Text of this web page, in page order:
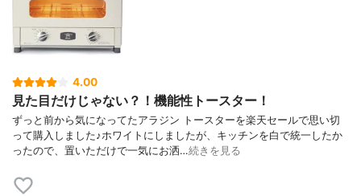
4.00
見た目だけじゃない？！機能性トースター！
ずっと前から気になってたアラジン トースターを楽天セールで思い切
って購入しました♪ホワイトにしましたが、キッチンを白で統一したか
ったので、置いただけで一気にお洒…続きを見る